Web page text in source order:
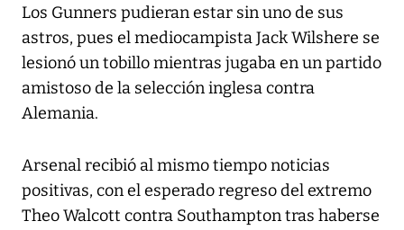
Los Gunners pudieran estar sin uno de sus
astros, pues el mediocampista Jack Wilshere se
lesionó un tobillo mientras jugaba en un partido
amistoso de la selección inglesa contra
Alemania.
Arsenal recibió al mismo tiempo noticias
positivas, con el esperado regreso del extremo
Theo Walcott contra Southampton tras haberse